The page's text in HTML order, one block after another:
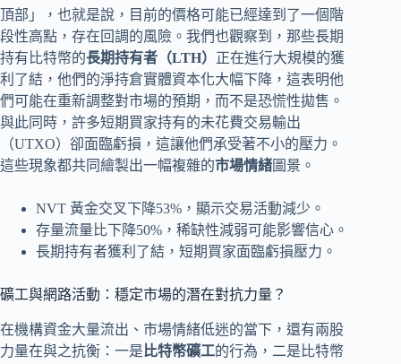
頂部」，也就是說，目前的價格可能已經達到了一個階
段性高點，存在回調的風險。我們也觀察到，那些長期
持有比特幣的長期持有者（LTH） 正在進行大規模的獲
利了結，他們的淨持倉實體資本化大幅下降，這表明他
們可能在重新調整對市場的預期，而不是恐慌性拋售。
與此同時，許多短期買家持有的未花費交易輸出
（UTXO）卻面臨虧損，這讓他們承受著不小的壓力。
這些現象都共同繪製出一幅複雜的市場情緒圖景。
NVT 黃金交叉下降53%，顯示交易活動減少。
存量流量比下降50%，稀缺性減弱可能影響信心。
長期持有者獲利了結，短期買家面臨虧損壓力。
礦工與網路活動：穩定市場的潛在對抗力量？
在機構資金大量流出、市場情緒低迷的當下，還有兩股
力量在與之抗衡：一是 比特幣礦工的行為，二是比特幣